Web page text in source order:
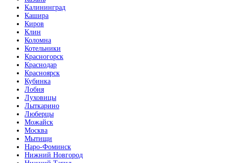
Калининград
Кашира
Киров
Клин
Коломна
Котельники
Красногорск
Краснодар
Красноярск
Кубинка
Лобня
Луховицы
Лыткарино
Люберцы
Можайск
Москва
Мытищи
Наро-Фоминск
Нижний Новгород